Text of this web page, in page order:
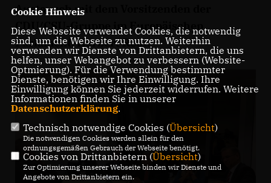
Austausch mit dem Vorsitzenden der
CDU/CSU-Gruppe im Europäischen
Parlament, Herbert Reul.
Cookie Hinweis
Diese Webseite verwendet Cookies, die notwendig
sind, um die Webseite zu nutzen. Weiterhin
verwenden wir Dienste von Drittanbietern, die uns
helfen, unser Webangebot zu verbessern (Website-
Optmierung). Für die Verwendung bestimmter
Dienste, benötigen wir Ihre Einwilligung. Ihre
Einwilligung können Sie jederzeit widerrufen. Weitere
Informationen finden Sie in unserer
Datenschutzerklärung.
Technisch notwendige Cookies (Übersicht)
Die notwendigen Cookies werden allein für den
ordnungsgemäßen Gebrauch der Webseite benötigt.
Cookies von Drittanbietern (Übersicht)
Zur Optimierung unserer Webseite binden wir Dienste und
Angebote von Drittanbietern ein.